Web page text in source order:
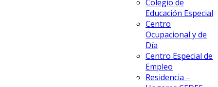
Colegio de
Educación Especial
Centro
Ocupacional y de
Día
Centro Especial de
Empleo
Residencia –